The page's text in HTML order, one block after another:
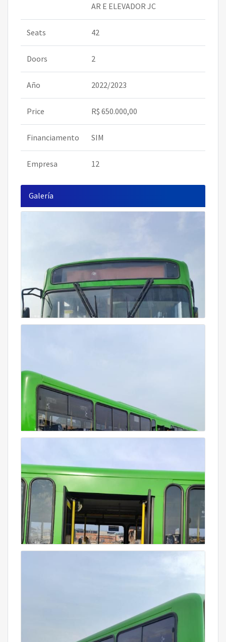
AR E ELEVADOR JC
Seats 42
Doors 2
Año 2022/2023
Price R$ 650.000,00
Financiamento SIM
Empresa 12
Galería